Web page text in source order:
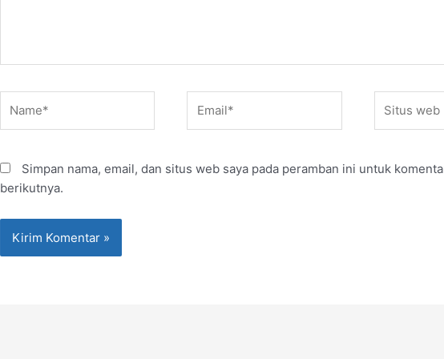
web
Simpan nama, email, dan situs web saya pada peramban ini untuk
berikutnya.